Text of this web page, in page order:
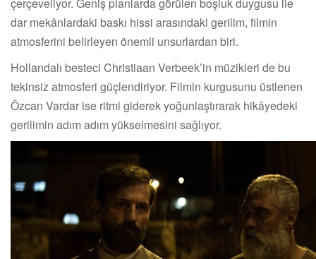
dar mekânlardaki baskı hissi arasındaki gerilim, filmin
atmosferini belirleyen önemli unsurlardan biri.
Hollandalı besteci Christiaan Verbeek’in müzikleri de bu
tekinsiz atmosferi güçlendiriyor. Filmin kurgusunu üstlenen
Özcan Vardar ise ritmi giderek yoğunlaştırarak hikâyedeki
gerilimin adım adım yükselmesini sağlıyor.